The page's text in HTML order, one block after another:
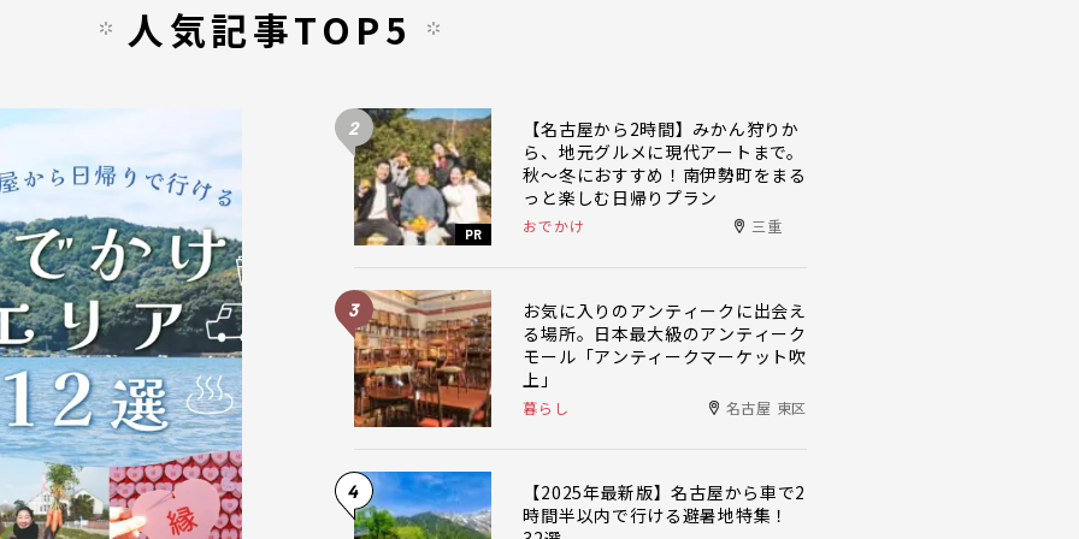
人気記事TOP5
2
PR
【名古屋から2時間】みかん狩りか
ら、地元グルメに現代アートまで。
秋〜冬におすすめ！南伊勢町をまる
っと楽しむ日帰りプラン
おでかけ 三重
3
お気に入りのアンティークに出会え
る場所。日本最大級のアンティーク
モール「アンティークマーケット吹
上」
暮らし 名古屋 東区
4
【2025年最新版】名古屋から車で2
時間半以内で行ける避暑地特集！